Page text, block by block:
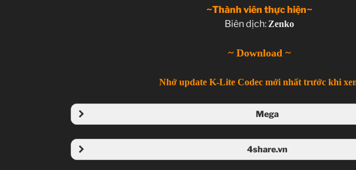
God Eater
TV Series
12.07.2015 đến ??
Action, Game
Giới thiệu nội dung:
~Thành viên thực hiện~
Biên dịch: Zenko
~ Download ~
Nhớ update K-Lite Codec mới nhất trước khi
Mega
4share.vn